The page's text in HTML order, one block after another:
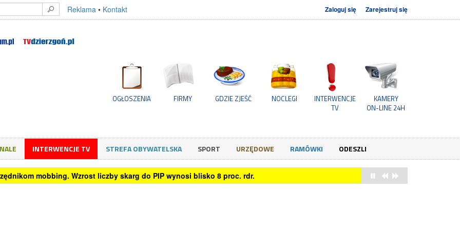
Reklama • Kontakt Zaloguj się Zarejestruj się
OGŁOSZENIA FIRMY GDZIE ZJEŚĆ NOCLEGI
INTERWENCJE
TV
KAMERY
ON-LINE 24H
INTERWENCJE TV STREFA OBYWATELSKA SPORT URZĘDOWE RAMÓWKI ODESZLI
mobbing. Wzrost liczby skarg do PIP wynosi blisko 8 proc. rdr.